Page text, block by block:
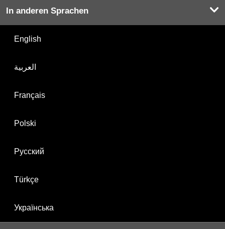
In anderen Sprachen
English
العربية
Français
Polski
Русский
Türkçe
Українська